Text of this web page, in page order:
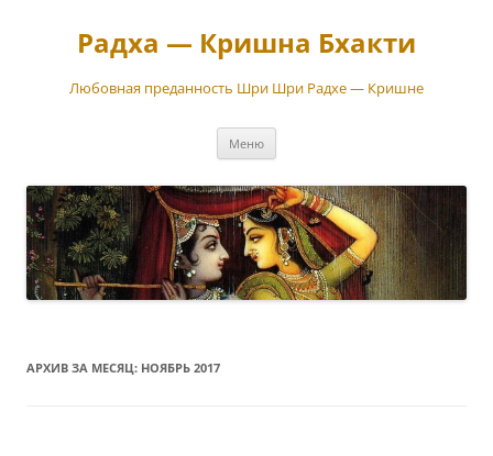
содержимому
Радха — Кришна Бхакти
Любовная преданность Шри Шри Радхе — Кришне
Меню
АРХИВ ЗА МЕСЯЦ: НОЯБРЬ 2017